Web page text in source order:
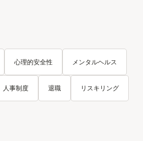
心理的安全性 メンタルヘルス
人事制度 退職 リスキリング